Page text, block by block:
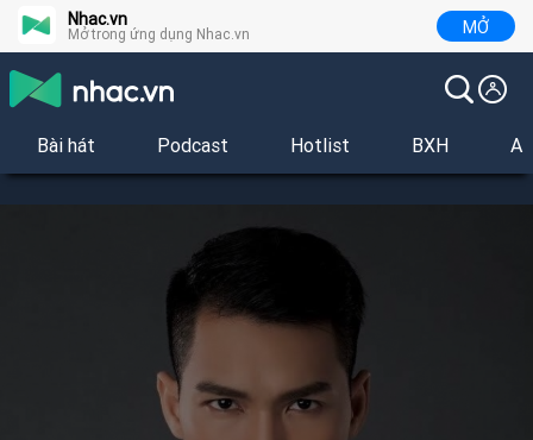
Nhac.vn
Mở trong ứng dụng Nhac.vn MỞ
Bài hát Podcast Hotlist BXH